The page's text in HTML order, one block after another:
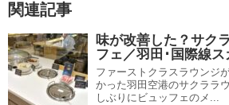
関連記事
味が改善した？サク
フェ／羽田･国際線
ファーストクラスラウンジ
かった羽田空港のサクララ
しぶりにビュッフェのメ...